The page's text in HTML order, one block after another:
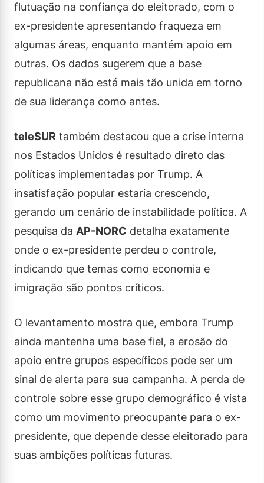
flutuação na confiança do eleitorado, com o
ex-presidente apresentando fraqueza em
algumas áreas, enquanto mantém apoio em
outras. Os dados sugerem que a base
republicana não está mais tão unida em torno
de sua liderança como antes.
teleSUR também destacou que a crise interna
nos Estados Unidos é resultado direto das
políticas implementadas por Trump. A
insatisfação popular estaria crescendo,
gerando um cenário de instabilidade política. A
pesquisa da AP-NORC detalha exatamente
onde o ex-presidente perdeu o controle,
indicando que temas como economia e
imigração são pontos críticos.
O levantamento mostra que, embora Trump
ainda mantenha uma base fiel, a erosão do
apoio entre grupos específicos pode ser um
sinal de alerta para sua campanha. A perda de
controle sobre esse grupo demográfico é vista
como um movimento preocupante para o ex-
presidente, que depende desse eleitorado para
suas ambições políticas futuras.